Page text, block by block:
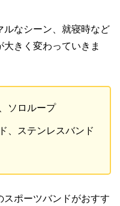
ルなシーン、就寝時など
きく変わっていきま
ソロループ
、ステンレスバンド
ポーツバンドがおすす